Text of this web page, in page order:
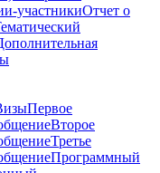
участникиОтчет о
Первое
Второе
Третье
Программный